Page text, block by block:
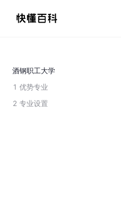
酒钢职工大学
1 优势专业
2 专业设置